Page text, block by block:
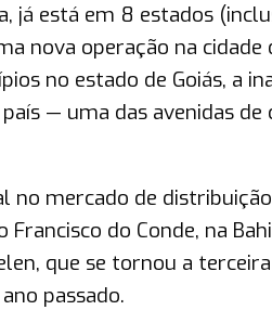
já está em 8 estados
nova operação na cidade
no estado de Goiás, a
— uma das avenidas de
no mercado de
do Conde, na
que se tornou a
passado.